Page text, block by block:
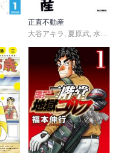
正直不動産
大谷アキラ , 夏原武, 水野光博